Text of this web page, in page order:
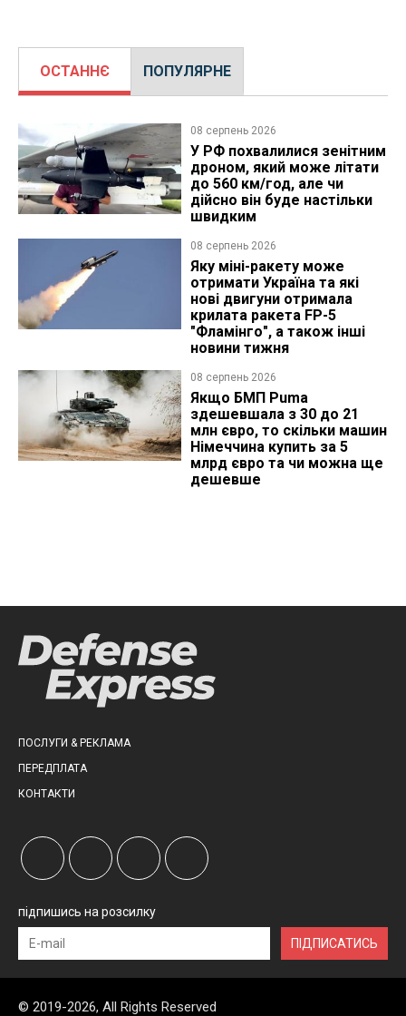
ОСТАННЄ ПОПУЛЯРНЕ
08 серпень 2026
У РФ похвалилися зенітним
дроном, який може літати
до 560 км/год, але чи
дійсно він буде настільки
швидким
08 серпень 2026
Яку міні-ракету може
отримати Україна та які
нові двигуни отримала
крилата ракета FP-5
"Фламінго", а також інші
новини тижня
08 серпень 2026
Якщо БМП Puma
здешевшала з 30 до 21
млн євро, то скільки машин
Німеччина купить за 5
млрд євро та чи можна ще
дешевше
ПОСЛУГИ & РЕКЛАМА
ПЕРЕДПЛАТА
КОНТАКТИ
підпишись на розсилку
ПІДПИСАТИСЬ
© 2019-2026, All Rights Reserved